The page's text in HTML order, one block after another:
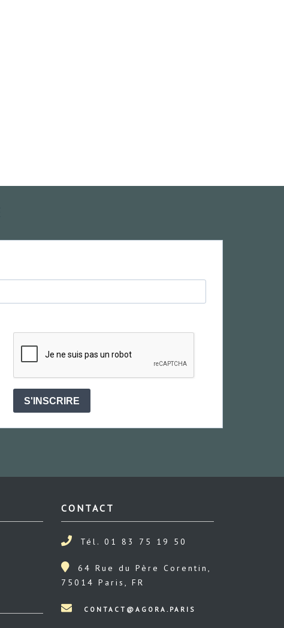
S'INSCRIRE
CONTACT
Tél. 01 83 75 19 50
64 Rue du Père Corentin,
75014 Paris, FR